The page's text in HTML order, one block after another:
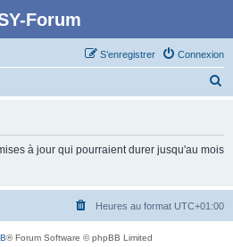
Forum
Connexion
S’enregistrer
c
à jour qui pourraient durer jusqu'au mois
Heures au format UTC+01:00
® Forum Software © phpBB Limited